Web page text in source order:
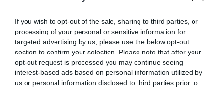
If you wish to opt-out of the sale, sharing to third parties, or
processing of your personal or sensitive information for
targeted advertising by us, please use the below opt-out
section to confirm your selection. Please note that after your
opt-out request is processed you may continue seeing
interest-based ads based on personal information utilized by
us or personal information disclosed to third parties prior to
σε χημειοθεραπείες. Όπως της έλεγε, με τη
δική του θεραπείαο καρκίνος θα …
ξεραινόταν!
ΔΙΑΒΑΣΤΕ ΕΠΙΣΗΣ